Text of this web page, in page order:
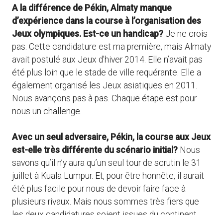
A la différence de Pékin, Almaty manque
d’expérience dans la course à l’organisation des
Jeux olympiques. Est-ce un handicap? Je ne crois
pas. Cette candidature est ma première, mais Almaty
avait postulé aux Jeux d’hiver 2014. Elle n’avait pas
été plus loin que le stade de ville requérante. Elle a
également organisé les Jeux asiatiques en 2011.
Nous avançons pas à pas. Chaque étape est pour
nous un challenge.
Avec un seul adversaire, Pékin, la course aux Jeux
est-elle très différente du scénario initial? Nous
savons qu’il n’y aura qu’un seul tour de scrutin le 31
juillet à Kuala Lumpur. Et, pour être honnête, il aurait
été plus facile pour nous de devoir faire face à
plusieurs rivaux. Mais nous sommes très fiers que